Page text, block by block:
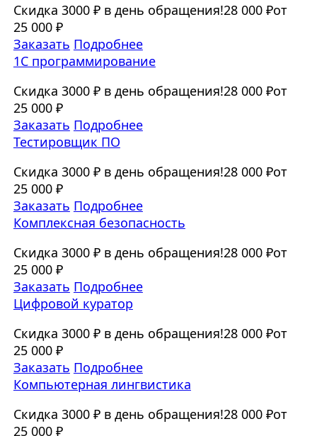
Скидка 3000 ₽ в день обращения!28 000 ₽от
25 000 ₽
Заказать Подробнее
1C программирование
Скидка 3000 ₽ в день обращения!28 000 ₽от
25 000 ₽
Заказать Подробнее
Тестировщик ПО
Скидка 3000 ₽ в день обращения!28 000 ₽от
25 000 ₽
Заказать Подробнее
Комплексная безопасность
Скидка 3000 ₽ в день обращения!28 000 ₽от
25 000 ₽
Заказать Подробнее
Цифровой куратор
Скидка 3000 ₽ в день обращения!28 000 ₽от
25 000 ₽
Заказать Подробнее
Компьютерная лингвистика
Скидка 3000 ₽ в день обращения!28 000 ₽от
25 000 ₽